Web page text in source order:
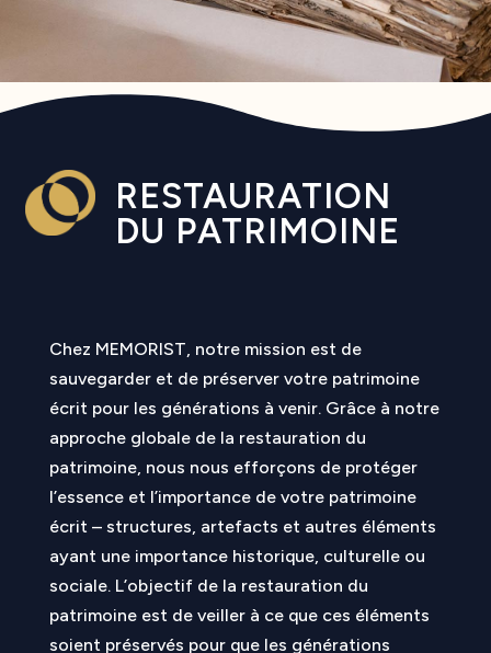
RESTAURATION
DU PATRIMOINE
Chez MEMORIST, notre mission est de
sauvegarder et de préserver votre patrimoine
écrit pour les générations à venir. Grâce à notre
approche globale de la restauration du
patrimoine, nous nous efforçons de protéger
l’essence et l’importance de votre patrimoine
écrit – structures, artefacts et autres éléments
ayant une importance historique, culturelle ou
sociale. L’objectif de la restauration du
patrimoine est de veiller à ce que ces éléments
soient préservés pour que les générations